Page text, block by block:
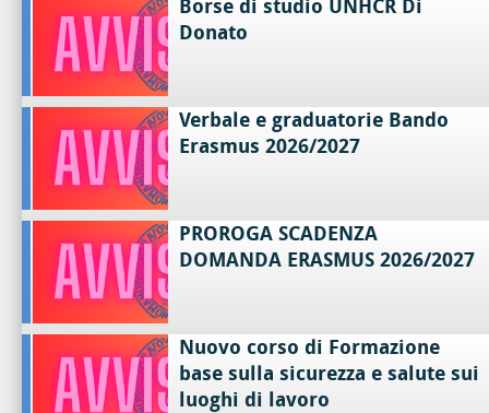
Borse di studio UNHCR Di
Donato
Verbale e graduatorie Bando
Erasmus 2026/2027
PROROGA SCADENZA
DOMANDA ERASMUS 2026/2027
Nuovo corso di Formazione
base sulla sicurezza e salute sui
luoghi di lavoro